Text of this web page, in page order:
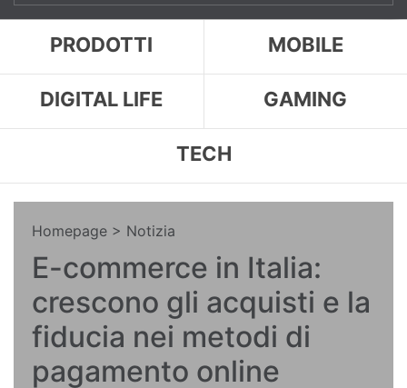
PRODOTTI MOBILE
DIGITAL LIFE GAMING
TECH
Homepage > Notizia
E-commerce in Italia:
crescono gli acquisti e la
fiducia nei metodi di
pagamento online